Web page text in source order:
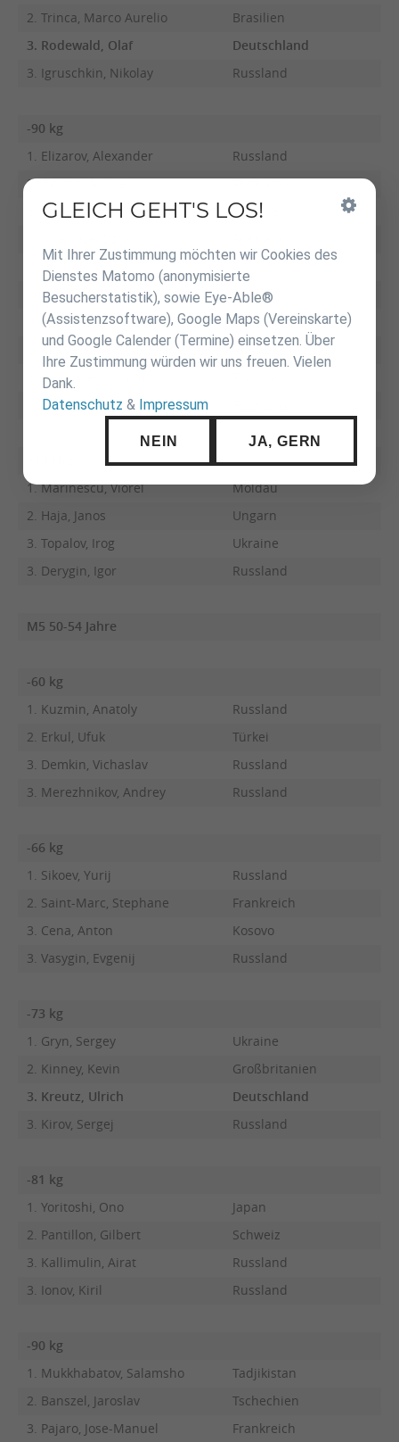
2. Trinca, Marco Aurelio
Brasilien
3. Rodewald, Olaf
Deutschland
3. Igruschkin, Nikolay
Russland
-90 kg
1. Elizarov, Alexander
Russland
2. Kalinin, Andrej
Russland
3. Mesablishvili, Nugzar
Ukraine
-100 kg
1. Agamirov, Rasim
Russland
2. Mazaev, Alexander
Russland
3. Lacombe, William
3. Urusov, Oleg
1. Marinescu, Viorel
Moldau
2. Haja, Janos
Ungarn
3. Topalov, Irog
Ukraine
3. Derygin, Igor
Russland
M5 50-54 Jahre
-60 kg
1. Kuzmin, Anatoly
Russland
2. Erkul, Ufuk
Türkei
3. Demkin, Vichaslav
Russland
3. Merezhnikov, Andrey
Russland
-66 kg
1. Sikoev, Yurij
Russland
2. Saint-Marc, Stephane
Frankreich
3. Cena, Anton
Kosovo
3. Vasygin, Evgenij
Russland
-73 kg
1. Gryn, Sergey
Ukraine
2. Kinney, Kevin
Großbritanien
3. Kreutz, Ulrich
Deutschland
3. Kirov, Sergej
Russland
-81 kg
1. Yoritoshi, Ono
Japan
2. Pantillon, Gilbert
Schweiz
3. Kallimulin, Airat
Russland
3. Ionov, Kiril
Russland
-90 kg
1. Mukkhabatov, Salamsho
Tadjikistan
2. Banszel, Jaroslav
Tschechien
3. Pajaro, Jose-Manuel
Frankreich
Inhalt
GLEICH GEHT'S LOS!
Mit Ihrer Zustimmung möchten wir Cookies des
Dienstes Matomo (anonymisierte
Besucherstatistik), sowie Eye-Able®
(Assistenzsoftware), Google Maps (Vereinskarte)
und Google Calender (Termine) einsetzen. Über
Ihre Zustimmung würden wir uns freuen. Vielen
Dank.
Datenschutz & Impressum
NEIN JA, GERN